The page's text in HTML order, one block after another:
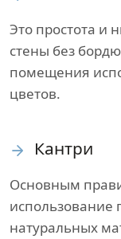
Это простота и
стены без
помещения
цветов.
Кантри
Основным
использование
натуральных